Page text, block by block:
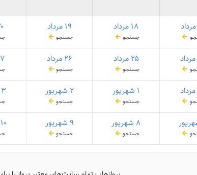
۱۸ مرداد
جستجو
۱۹ مرداد
جستجو
۲۰
۲۵ مرداد
جستجو
۲۶ مرداد
جستجو
۲۷
۱ شهریور
جستجو
۲ شهریور
جستجو
۳ شهریور
۸ شهریور
جستجو
۹ شهریور
جستجو
۱۰ شهریور